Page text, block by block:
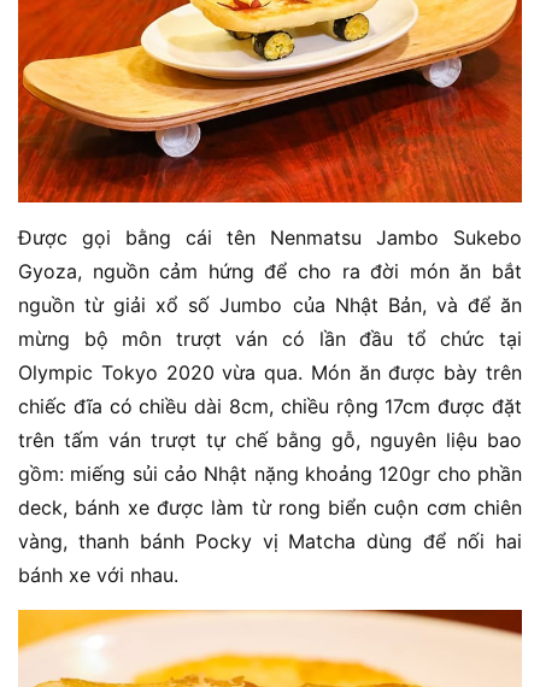
Được gọi bằng cái tên Nenmatsu Jambo Sukebo
Gyoza, nguồn cảm hứng để cho ra đời món ăn bắt
nguồn từ giải xổ số Jumbo của Nhật Bản, và để ăn
mừng bộ môn trượt ván có lần đầu tổ chức tại
Olympic Tokyo 2020 vừa qua. Món ăn được bày trên
chiếc đĩa có chiều dài 8cm, chiều rộng 17cm được đặt
trên tấm ván trượt tự chế bằng gỗ, nguyên liệu bao
gồm: miếng sủi cảo Nhật nặng khoảng 120gr cho phần
deck, bánh xe được làm từ rong biển cuộn cơm chiên
vàng, thanh bánh Pocky vị Matcha dùng để nối hai
bánh xe với nhau.